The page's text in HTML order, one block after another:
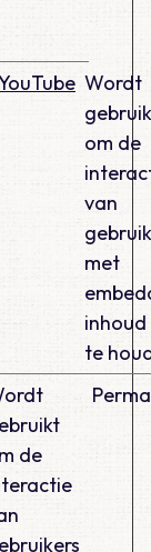
Wordt
om de
van
met
inhoud
te
de